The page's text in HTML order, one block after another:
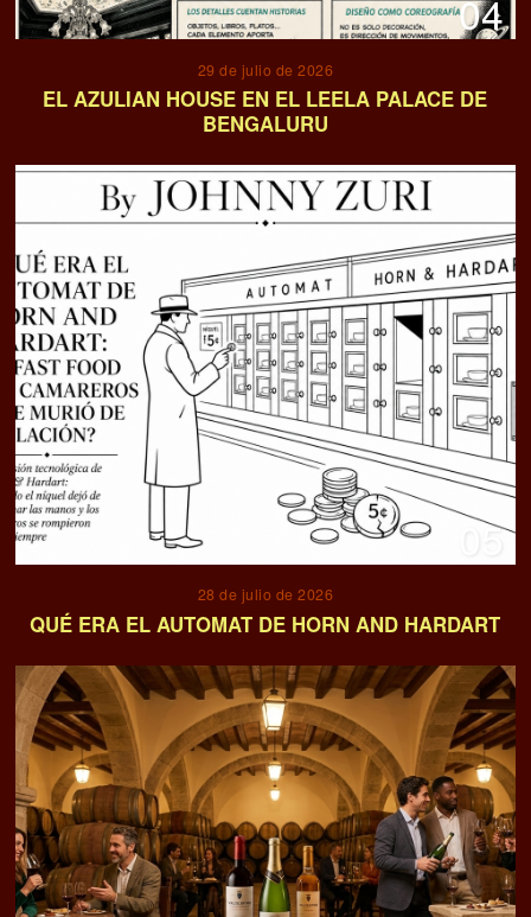
04
29 de julio de 2026
EL AZULIAN HOUSE EN EL LEELA PALACE DE
BENGALURU
05
28 de julio de 2026
QUÉ ERA EL AUTOMAT DE HORN AND HARDART